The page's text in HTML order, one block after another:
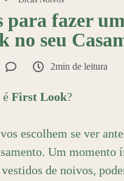
para fazer um
no seu
2min de leitura
é First Look?
escolhem se ver
Um momento
de noivos,